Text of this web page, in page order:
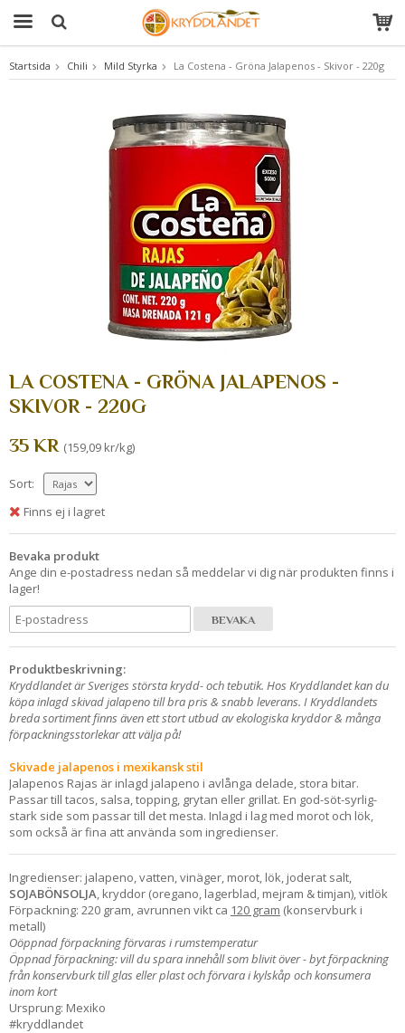
Produkten har blivit tillagd i varukorgen
Startsida Chili Mild Styrka La Costena - Gröna Jalapenos - Skivor - 220g
LA COSTENA - GRÖNA JALAPENOS -
SKIVOR - 220G
35 KR (159,09 kr/kg)
Sort:
Finns ej i lagret
Bevaka produkt
Ange din e-postadress nedan så meddelar vi dig när produkten finns i
lager!
BEVAKA
Produktbeskrivning:
Kryddlandet är Sveriges största krydd- och tebutik. Hos Kryddlandet kan du
köpa inlagd skivad jalapeno till bra pris & snabb leverans. I Kryddlandets
breda sortiment finns även ett stort utbud av ekologiska kryddor & många
förpackningsstorlekar att välja på!
Skivade jalapenos i mexikansk stil
Jalapenos Rajas är inlagd jalapeno i avlånga delade, stora bitar.
Passar till tacos, salsa, topping, grytan eller grillat. En god-söt-syrlig-
stark side som passar till det mesta. Inlagd i lag med morot och lök,
som också är fina att använda som ingredienser.
Ingredienser: jalapeno, vatten, vinäger, morot, lök, joderat salt,
SOJABÖNSOLJA , kryddor (oregano, lagerblad, mejram & timjan), vitlök
Förpackning: 220 gram, avrunnen vikt ca 120 gram (konservburk i
metall)
Oöppnad förpackning förvaras i rumstemperatur
Öppnad förpackning: vill du spara innehåll som blivit över - byt förpackning
från konservburk till glas eller plast och förvara i kylskåp och konsumera
inom kort
Ursprung: Mexiko
#kryddlandet